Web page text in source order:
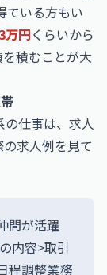
ている方もい
万円くらいから
積むことが大
仕事は、求人
求人例を見て
間が活躍
内容>取引
程調整業務